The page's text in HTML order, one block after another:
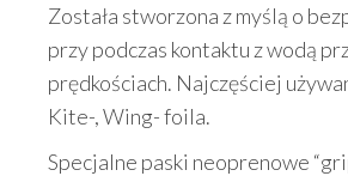
Została stworzona z myślą o
przy podczas kontaktu z wodą
prędkościach. Najczęściej
Kite-, Wing- foila.
Specjalne paski neoprenowe